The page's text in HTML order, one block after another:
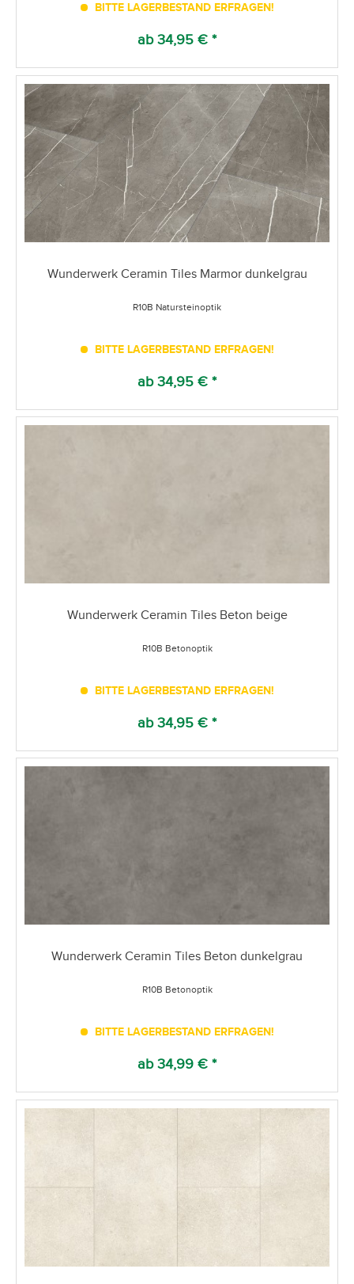
BITTE LAGERBESTAND ERFRAGEN!
ab 34,95 € *
Wunderwerk Ceramin Tiles Marmor dunkelgrau
R10B Natursteinoptik
BITTE LAGERBESTAND ERFRAGEN!
ab 34,95 € *
Wunderwerk Ceramin Tiles Beton beige
R10B Betonoptik
BITTE LAGERBESTAND ERFRAGEN!
ab 34,95 € *
Wunderwerk Ceramin Tiles Beton dunkelgrau
R10B Betonoptik
BITTE LAGERBESTAND ERFRAGEN!
ab 34,99 € *